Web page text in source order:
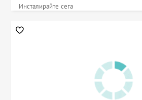
Инсталирайте сега